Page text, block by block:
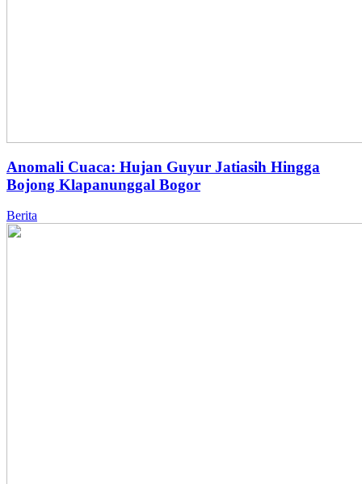
Anomali Cuaca: Hujan Guyur Jatiasih Hingga
Bojong Klapanunggal Bogor
Berita